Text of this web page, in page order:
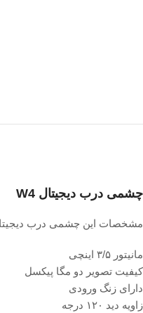
چشمی درب دیجیتال W4
مشخصات این چشمی درب دیجیتال
مانیتور ۳/۵ اینچی
کیفیت تصویر دو مگا پیکسل
دارای زنگ ورودی
زاویه دید ۱۲۰ درجه